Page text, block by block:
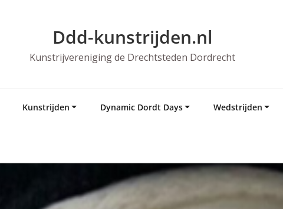
Ddd-kunstrijden.nl
Kunstrijvereniging de Drechtsteden Dordrecht
Kunstrijden Dynamic Dordt Days Wedstrijden